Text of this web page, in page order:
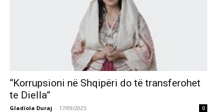
“Korrupsioni në Shqipëri do të transferohet
te Diella”
Gladiola Duraj - 17/09/2025 0